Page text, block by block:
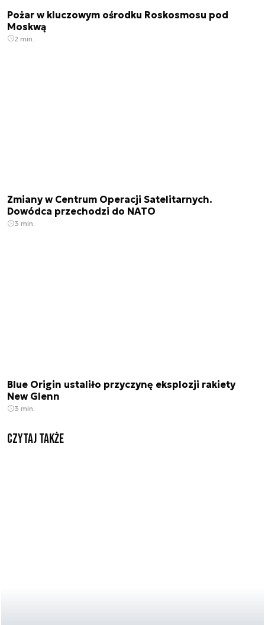
Pożar w kluczowym ośrodku Roskosmosu pod
Moskwą
2 min.
Zmiany w Centrum Operacji Satelitarnych.
Dowódca przechodzi do NATO
3 min.
Blue Origin ustaliło przyczynę eksplozji rakiety
New Glenn
3 min.
Czytaj także